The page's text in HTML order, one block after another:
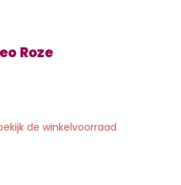
Roze
de winkelvoorraad